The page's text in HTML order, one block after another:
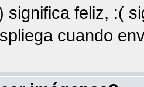
significa feliz, :(
cuando